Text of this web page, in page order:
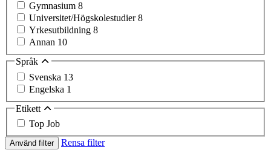
Gymnasium 8
Universitet/Högskolestudier8
Yrkesutbildning 8
Annan 10
Språk
Svenska 13
Engelska 1
Etikett
Top Job
Använd filter
Rensa filter